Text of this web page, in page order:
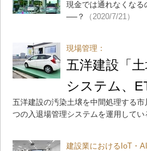
現金では通れなくな
──？
（2020/7/21）
現場管理：
五洋建設「
システム、
五洋建設の汚染土壌を中間処理する
つの入退場管理システムを運用してい
建設業におけるIoT・